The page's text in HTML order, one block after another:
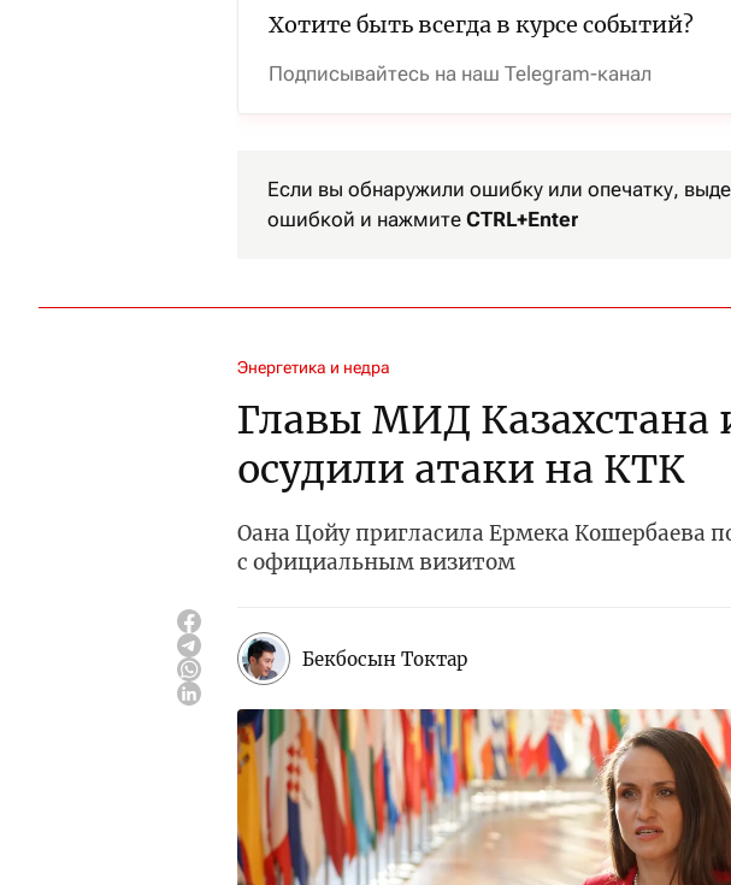
Хотите быть всегда в курсе событий?
Подписывайтесь на наш Telegram-канал
Если вы обнаружили ошибку или опечатку,
ошибкой и нажмите CTRL+Enter
Энергетика и недра
Главы МИД
осудили атаки на КТК
Оана Цойу пригласила Ермека Кошербаева
с официальным визитом
Бекбосын Токтар